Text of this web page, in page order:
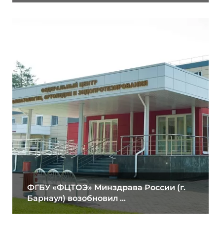
ФГБУ «ФЦТОЭ» Минздрава России (г.
Барнаул) возобновил ...